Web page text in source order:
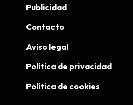
Publicidad
Contacto
Aviso legal
Política de privacidad
Política de cookies